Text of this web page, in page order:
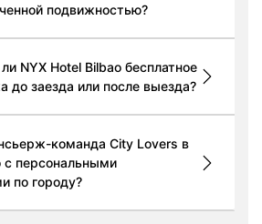
подвижностью?
NYX Hotel Bilbao бесплатное
до заезда или после выезда?
команда City Lovers в
с персональными
по городу?